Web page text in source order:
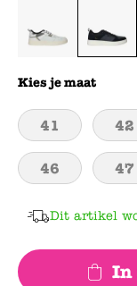
Kies je maat
41 42
46 47
Dit artikel
In